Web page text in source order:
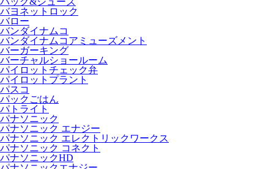
バヨネットロック
バロー
バンダイナムコ
バンダイナムコアミューズメント
バーガーキング
バーチャルショールーム
パイロットチェック弁
パイロットプラント
パスコ
パックごはん
パトライト
パナソニック
パナソニック エナジー
パナソニック エレクトリックワークス
パナソニック コネクト
パナソニックHD